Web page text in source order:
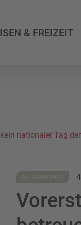
& FREIZEIT
nationaler Tag
ALLGEMEINES